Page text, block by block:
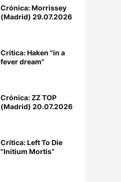
Crónica: Morrissey
(Madrid) 29.07.2026
Crítica: Haken "in a
fever dream"
Crónica: ZZ TOP
(Madrid) 20.07.2026
Crítica: Left To Die
"Initium Mortis”